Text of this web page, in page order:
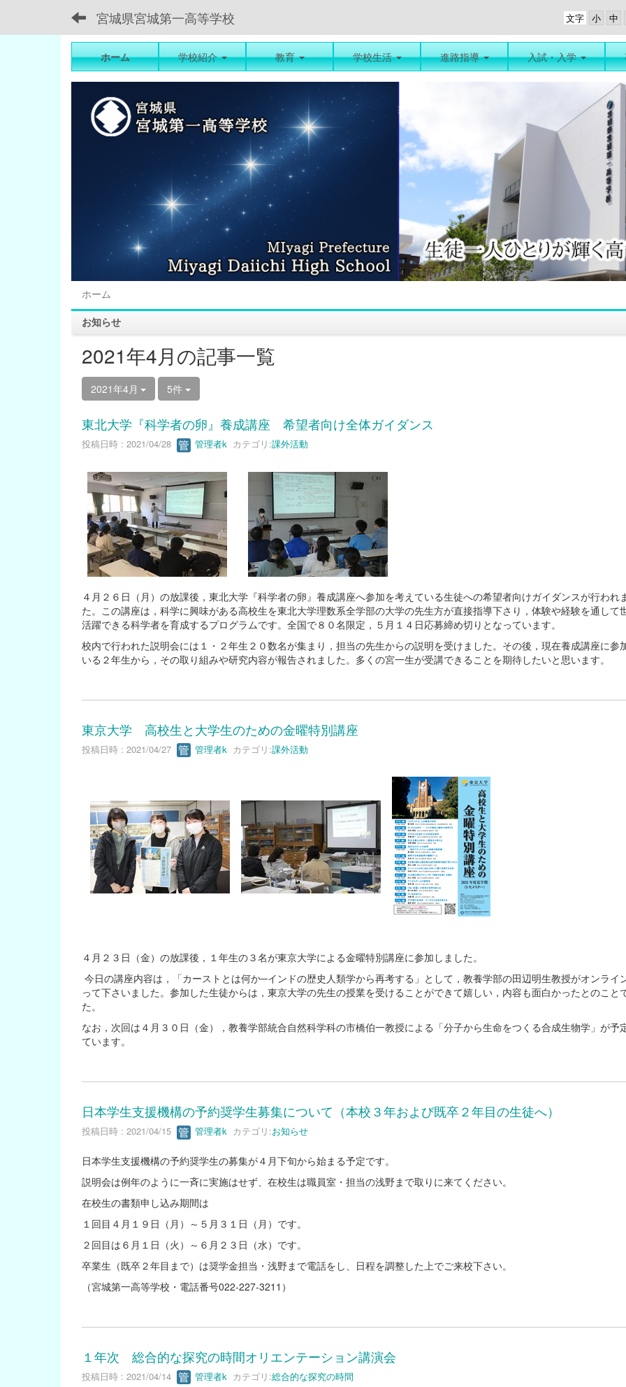
宮城県宮城第一高等学校 文字
ホーム 学校紹介 教育 学校生活 進路指導 入試・入学
ホーム
お知らせ
2021年4月の記事一覧
2021年4月 5件
東北大学『科学者の卵』養成講座 希望者向け全体ガイダンス
投稿日時 : 2021/04/28 管理者k カテゴリ:課外活動
４月２６日（月）の放課後，東北大学『科学者の卵』養成講座へ参加を考えている生徒への希望者向けガイダンスが行われ
た。この講座は，科学に興味がある高校生を東北大学理数系全学部の大学の先生方が直接指導下さり，体験や経験を通して
活躍できる科学者を育成するプログラムです。全国で８０名限定，５月１４日応募締め切りとなっています。
校内で行われた説明会には１・２年生２０数名が集まり，担当の先生からの説明を受けました。その後，現在養成講座に参
いる２年生から，その取り組みや研究内容が報告されました。多くの宮一生が受講できることを期待したいと思います。
東京大学 高校生と大学生のための金曜特別講座
投稿日時 : 2021/04/27 管理者k カテゴリ:課外活動
４月２３日（金）の放課後，１年生の３名が東京大学による金曜特別講座に参加しました。
今日の講座内容は，「カーストとは何か─インドの歴史人類学から再考する」として，教養学部の田辺明生教授がオンライ
って下さいました。参加した生徒からは，東京大学の先生の授業を受けることができて嬉しい，内容も面白かったとのこと
た。
なお，次回は４月３０日（金），教養学部統合自然科学科の市橋伯一教授による「分子から生命をつくる合成生物学」が予
ています。
日本学生支援機構の予約奨学生募集について（本校３年および既卒２年目の生徒へ）
投稿日時 : 2021/04/15 管理者k カテゴリ:お知らせ
日本学生支援機構の予約奨学生の募集が４月下旬から始まる予定です。
説明会は例年のように一斉に実施はせず、在校生は職員室・担当の浅野まで取りに来てください。
在校生の書類申し込み期間は
１回目４月１９日（月）～５月３１日（月）です。
２回目は６月１日（火）～６月２３日（水）です。
卒業生（既卒２年目まで）は奨学金担当・浅野まで電話をし、日程を調整した上でご来校下さい。
（宮城第一高等学校・電話番号022-227-3211）
１年次 総合的な探究の時間オリエンテーション講演会
投稿日時 : 2021/04/14 管理者k カテゴリ:総合的な探究の時間